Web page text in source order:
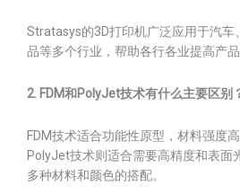
Stratasys的3D打印机广泛应用于汽车
品等多个行业，帮助各行各业提高产品
2. FDM和PolyJet技术有什么主要区别
FDM技术适合功能性原型，材料强度
PolyJet技术则适合需要高精度和表面
多种材料和颜色的搭配。